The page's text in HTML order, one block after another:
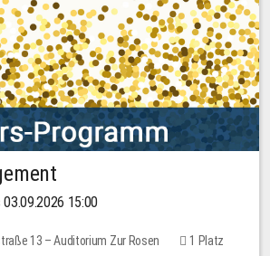
15:00
13 – Auditorium Zur Rosen 1 Platz